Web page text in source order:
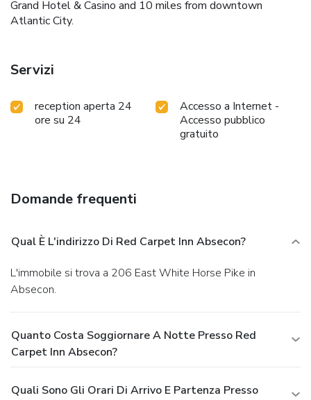
Grand Hotel & Casino and 10 miles from downtown
Atlantic City.
Servizi
reception aperta 24
ore su 24
Accesso a Internet -
Accesso pubblico
gratuito
Domande frequenti
Qual È L'indirizzo Di Red Carpet Inn Absecon?
L'immobile si trova a 206 East White Horse Pike in
Absecon.
Quanto Costa Soggiornare A Notte Presso Red
Carpet Inn Absecon?
Quali Sono Gli Orari Di Arrivo E Partenza Presso